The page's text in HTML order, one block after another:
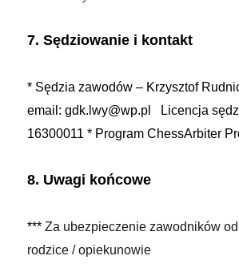
7. Sędziowanie i kontakt
* Sędzia zawodów – Krzysztof
email: gdk.lwy@wp.pl Licencja
16300011* Program ChessArbiter
8. Uwagi końcowe
***Za ubezpieczenie zawodników
rodzice / opiekunowie